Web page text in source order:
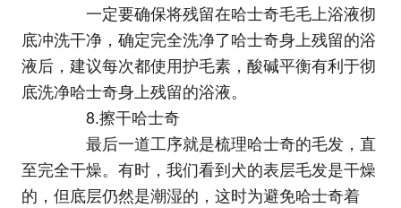
一定要确保将残留在哈士奇毛毛上浴液彻
底冲洗干净，确定完全洗净了哈士奇身上残留的浴
液后，建议每次都使用护毛素，酸碱平衡有利于彻
底洗净哈士奇身上残留的浴液。
8.擦干哈士奇
最后一道工序就是梳理哈士奇的毛发，直
至完全干燥。有时，我们看到犬的表层毛发是干燥
的，但底层仍然是潮湿的，这时为避免哈士奇着